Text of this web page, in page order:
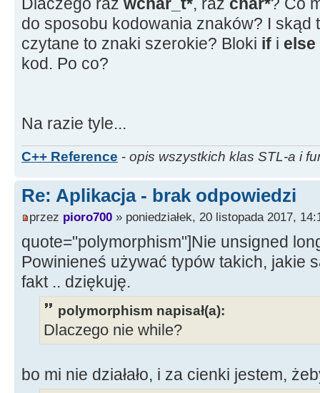
for( ;;)
//główna pętla
{
if ( exit
break;
PeekNamedPipe(
//check to see if
read from stdout
if
(bRead!=0)
{
bzero
if
aVail
{
while (bRead
}
Dlaczego raz wchar_t*, raz char*? Co
do sposobu kodowania znaków? I skąd
czytane to znaki szerokie? Bloki if i else
kod. Po co?
Na razie tyle...
C++ Reference - opis wszystkich klas STL-a i
Re: Aplikacja - brak odpowiedzi
przez pioro700 » poniedziałek, 20 listopada 2017,
quote="polymorphism"]Nie unsigned
Powinieneś używać typów takich, jakie
fakt .. dziękuję.
polymorphism napisał(a):
Dlaczego nie while?
bo mi nie działało, i za cienki jestem,